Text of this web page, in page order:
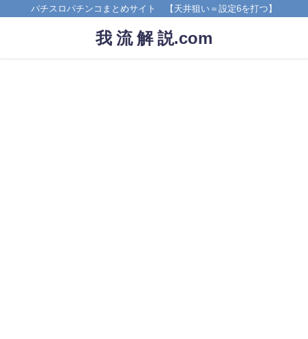
パチスロパチンコまとめサイト 【天井狙い＝設定6を打つ】
我 流 解 説.com